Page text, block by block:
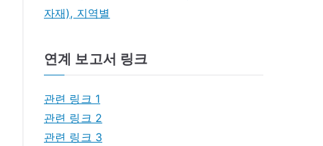
자재), 지역별
연계 보고서 링크
관련 링크 1
관련 링크 2
관련 링크 3